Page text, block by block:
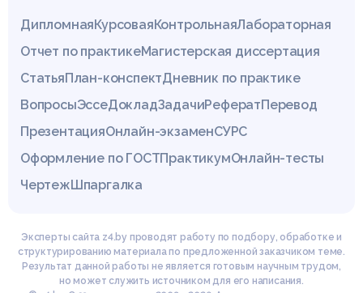
ДипломнаяКурсоваяКонтрольнаяЛабораторная
Отчет по практикеМагистерская диссертация
СтатьяПлан-конспектДневник по практике
ВопросыЭссеДокладЗадачиРефератПеревод
ПрезентацияОнлайн-экзаменСУРС
Оформление по ГОСТПрактикумОнлайн-тесты
ЧертежШпаргалка
Эксперты сайта z4.by проводят работу по подбору, обработке и
структурированию материала по предложенной заказчиком теме.
Результат данной работы не является готовым научным трудом,
но может служить источником для его написания.